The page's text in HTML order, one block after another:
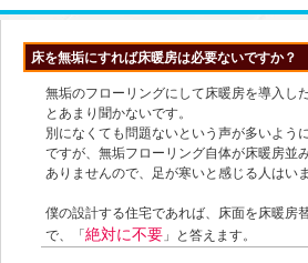
床を無垢にすれば床暖房は必要ないですか？
無垢のフローリングにして床暖房を導入し
とあまり聞かないです。
別になくても問題ないという声が多いよう
ですが、無垢フローリング自体が床暖房並
ありませんので、足が寒いと感じる人はいま
僕の設計する住宅であれば、床面を床暖房
で、「絶対に不要 」と答えます。